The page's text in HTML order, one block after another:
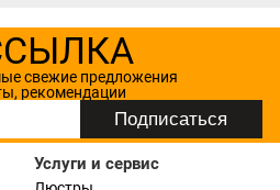
свежие предложения
рекомендации
Услуги и сервис